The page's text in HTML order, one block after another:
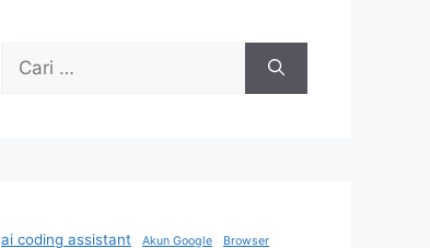
Cari
ai coding assistant Akun Google Browser